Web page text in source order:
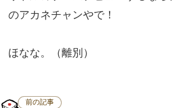
のアカネチャンやで！
ほなな。（離別）
前の記事